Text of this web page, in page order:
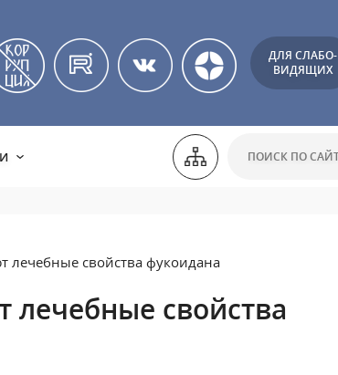
ДЛЯ СЛАБО-
ВИДЯЩИХ
свойства фукоидана
свойства